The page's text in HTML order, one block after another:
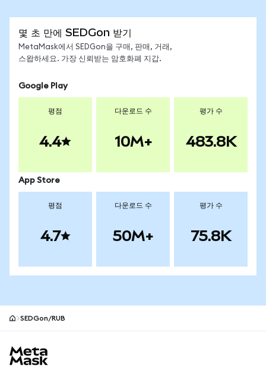
몇 초 만에 SEDGon 받기
MetaMask에서 SEDGon을 구매, 판매, 거래,
스왑하세요. 가장 신뢰받는 암호화폐 지갑.
Google Play
평점
4.4
다운로드 수
10M+
평가 수
483.8K
App Store
평점
4.7
다운로드 수
50M+
평가 수
75.8K
SEDGon/RUB